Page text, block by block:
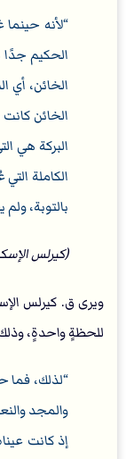
لأنه
الحكيم جدًا
الخائن، أي
الخائن
البركة هي
الكاملة
بالتوبة،
(كيرلس
ويرى ق. كيرلس
للحظةٍ واحدةٍ، وذلك
لذلك، فما
والمجد
إذ كانت